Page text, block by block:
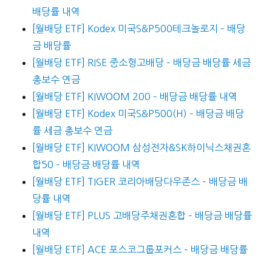
배당률 내역
[월배당 ETF] Kodex 미국S&P500테크놀로지 – 배당
금 배당률
[월배당 ETF] RISE 중소형고배당 – 배당금 배당률 세금
총보수 연금
[월배당 ETF] KIWOOM 200 – 배당금 배당률 내역
[월배당 ETF] Kodex 미국S&P500(H) – 배당금 배당
률 세금 총보수 연금
[월배당 ETF] KIWOOM 삼성전자&SK하이닉스채권혼
합50 – 배당금 배당률 내역
[월배당 ETF] TIGER 코리아배당다우존스 – 배당금 배
당률 내역
[월배당 ETF] PLUS 고배당주채권혼합 – 배당금 배당률
내역
[월배당 ETF] ACE 포스코그룹포커스 – 배당금 배당률